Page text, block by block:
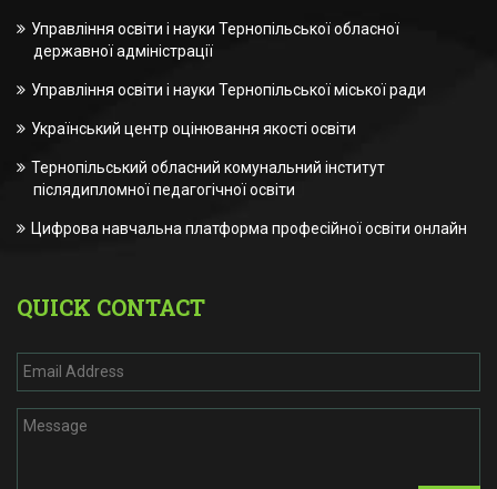
Управління освіти і науки Тернопільської обласної
державної адміністрації
Управління освіти і науки Тернопільської міської ради
Український центр оцінювання якості освіти
Тернопільський обласний комунальний інститут
післядипломної педагогічної освіти
Цифрова навчальна платформа професійної освіти онлайн
QUICK CONTACT